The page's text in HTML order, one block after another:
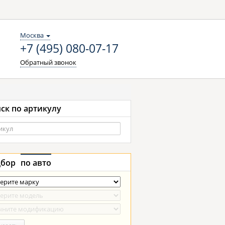
Москва
+7 (495) 080-07-17
Обратный звонок
по артикулу
по авто